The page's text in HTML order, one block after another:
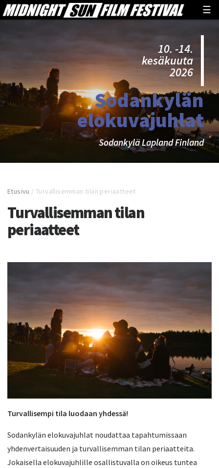
☰
10. -14.
kesäkuuta
2026
Sodankylän
elokuvajuhlat
Sodankylä Lapland Finland
Etusivu /Turvallisemman tilan periaatteet
Turvallisemman tilan
periaatteet
Turvallisempi tila luodaan yhdessä!
Sodankylän elokuvajuhlat noudattaa tapahtumissaan
yhdenvertaisuuden ja turvallisemman tilan periaatteita.
Jokaisella elokuvajuhlille osallistuvalla on oikeus tuntea